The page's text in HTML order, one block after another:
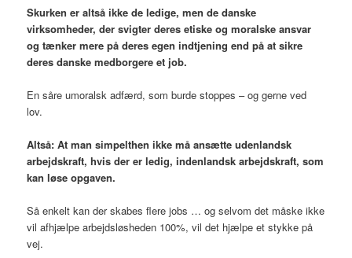
Skurken er altså ikke de ledige, men de danske
virksomheder, der svigter deres etiske og moralske ansvar
og tænker mere på deres egen indtjening end på at sikre
deres danske medborgere et job.
En såre umoralsk adfærd, som burde stoppes – og gerne ved
lov.
Altså: At man simpelthen ikke må ansætte udenlandsk
arbejdskraft, hvis der er ledig, indenlandsk arbejdskraft, som
kan løse opgaven.
Så enkelt kan der skabes flere jobs … og selvom det måske ikke
vil afhjælpe arbejdsløsheden 100%, vil det hjælpe et stykke på
vej.